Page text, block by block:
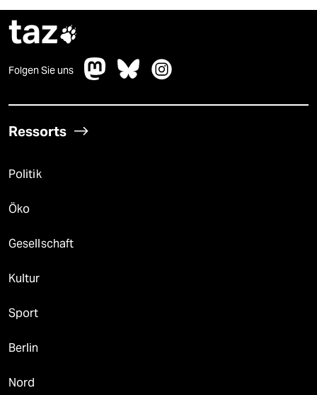
taz
Folgen Sie uns
Ressorts
Politik
Öko
Gesellschaft
Kultur
Sport
Berlin
Nord